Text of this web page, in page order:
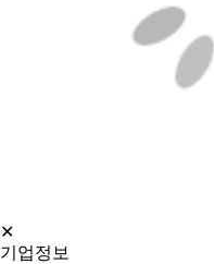
✕
기업정보